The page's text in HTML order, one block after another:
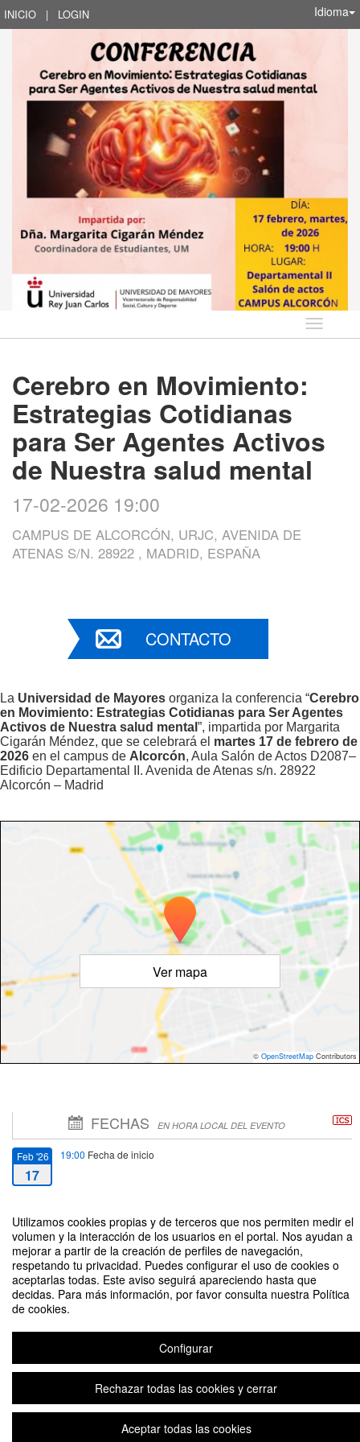
Utilizamos cookies propias y de terceros que nos permiten medir el
volumen y la interacción de los usuarios en el portal. Nos ayudan a
mejorar a partir de la creación de perfiles de navegación,
respetando tu privacidad. Puedes configurar el uso de cookies o
aceptarlas todas. Este aviso seguirá apareciendo hasta que
decidas. Para más información, por favor consulta nuestra Política
de cookies.
Configurar
Rechazar todas las cookies y cerrar
Aceptar todas las cookies
INICIO | LOGIN Idioma
Idioma
Cerebro en Movimiento:
Estrategias Cotidianas
para Ser Agentes Activos
de Nuestra salud mental
17-02-2026 19:00
CAMPUS DE ALCORCÓN, URJC, AVENIDA DE
ATENAS S/N. 28922 , MADRID, ESPAÑA
CONTACTO
La Universidad de Mayores organiza la conferencia “Cerebro
en Movimiento: Estrategias Cotidianas para Ser Agentes
Activos de Nuestra salud mental ”, impartida por Margarita
Cigarán Méndez, que se celebrará el martes 17 de febrero de
2026 en el campus de Alcorcón, Aula Salón de Actos D2087–
Edificio Departamental II. Avenida de Atenas s/n. 28922
Alcorcón – Madrid
Ver mapa
© OpenStreetMap Contributors
FECHAS EN HORA LOCAL DEL EVENTO
Feb '26
17
19:00 Fecha de inicio
17
Contacto
Plataforma de organización de eventos Symposium